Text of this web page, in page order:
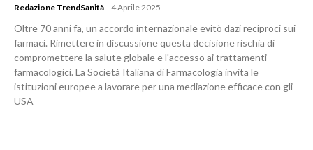
Redazione TrendSanità - 4 Aprile 2025
Oltre 70 anni fa, un accordo internazionale evitò dazi reciproci sui
farmaci. Rimettere in discussione questa decisione rischia di
compromettere la salute globale e l'accesso ai trattamenti
farmacologici. La Società Italiana di Farmacologia invita le
istituzioni europee a lavorare per una mediazione efficace con gli
USA